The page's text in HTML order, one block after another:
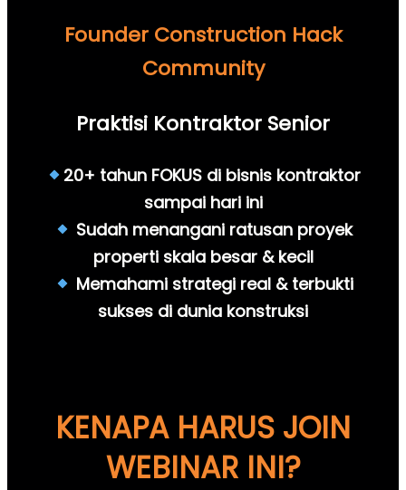
Founder Construction Hack
Community
Praktisi Kontraktor Senior
20+ tahun FOKUS di bisnis kontraktor
sampai hari ini
Sudah menangani ratusan proyek
properti skala besar & kecil
Memahami strategi real & terbukti
sukses di dunia konstruksi
KENAPA HARUS JOIN
WEBINAR INI?